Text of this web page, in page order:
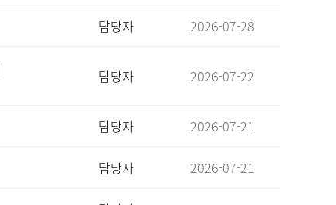
담당자 2026-07-28
담당자 2026-07-22
담당자 2026-07-21
담당자 2026-07-21